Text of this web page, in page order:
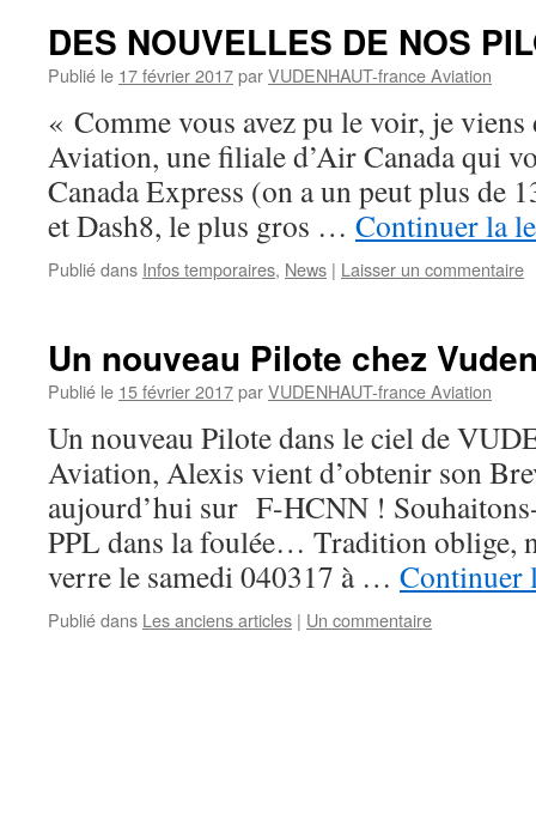
DES NOUVELLES DE NOS
Publié le 17 février 2017parVUDENHAUT-france Aviation
« Comme vous avez pu le voir, je viens
Aviation, une filiale d’Air Canada qui
Canada Express (on a un peut plus de
et Dash8, le plus gros … Continuer la
Publié dans Infos temporaires, News | Laisser un commentaire
Un nouveau Pilote chez
Publié le 15 février 2017parVUDENHAUT-france Aviation
Un nouveau Pilote dans le ciel de
Aviation, Alexis vient d’obtenir son
aujourd’hui sur F-HCNN !
PPL dans la foulée… Tradition oblige,
verre le samedi 040317 à … Continuer
Publié dans Les anciens articles | Un commentaire